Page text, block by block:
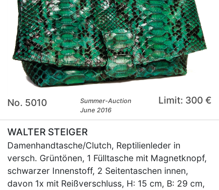
No. 5010
Summer-Auction
June 2016
Limit: 300 €
WALTER STEIGER
Damenhandtasche/Clutch, Reptilienleder in
versch. Grüntönen, 1 Fülltasche mit Magnetknopf,
schwarzer Innenstoff, 2 Seitentaschen innen,
davon 1x mit Reißverschluss, H: 15 cm, B: 29 cm,